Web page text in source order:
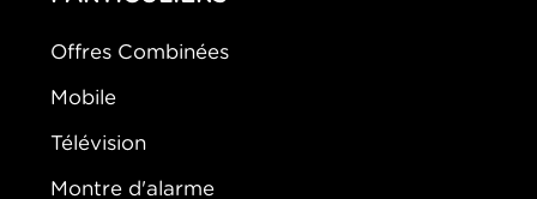
Offres Combinées
Mobile
Télévision
Montre d'alarme